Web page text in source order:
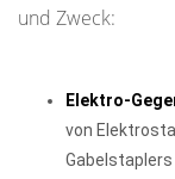
und Zweck:
Elektro-
von